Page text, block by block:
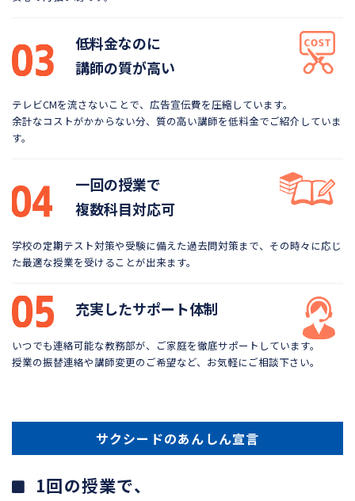
低料金なのに
講師の質が高い
テレビCMを流さないことで、広告宣伝費を圧縮しています。
余計なコストがかからない分、質の高い講師を低料金でご紹介していま
す。
一回の授業で
複数科目対応可
学校の定期テスト対策や受験に備えた過去問対策まで、 その時々に応じ
た最適な授業を受けることが出来ます。
充実したサポート体制
いつでも連絡可能な教務部が、ご家庭を徹底サポートしています。
授業の振替連絡や講師変更のご希望など、お気軽にご相談下さい。
サクシードのあんしん宣言
1回の授業で、